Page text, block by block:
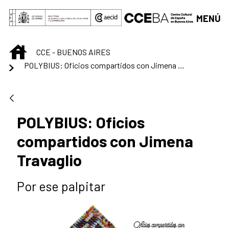
Saltar al contenido principal
MENÚ
INICIOCCE - BUENOS AIRES
POLYBIUS: Oficios compartidos con Jimena Travaglio
POLYBIUS: Oficios
compartidos con Jimena
Travaglio
Por ese palpitar